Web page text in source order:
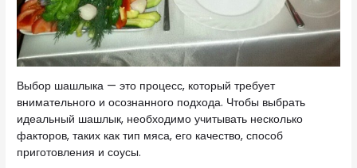
Выбор шашлыка — это процесс, который требует
внимательного и осознанного подхода. Чтобы выбрать
идеальный шашлык, необходимо учитывать несколько
факторов, таких как тип мяса, его качество, способ
приготовления и соусы.